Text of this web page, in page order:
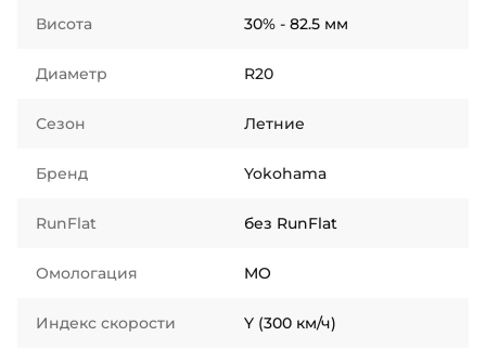
Висота 30% - 82.5 мм
Диаметр R20
Сезон Летние
Бренд Yokohama
RunFlat без RunFlat
Омологация MO
Индекс скорости Y (300 км/ч)